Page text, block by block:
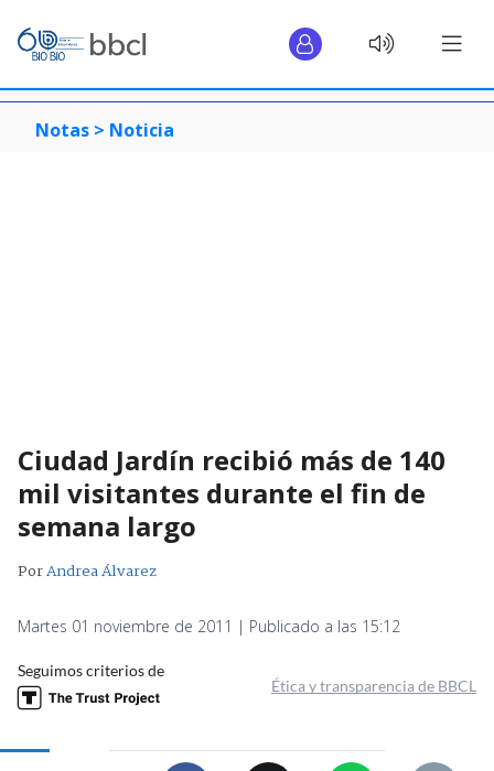
Notas > Noticia
Ciudad Jardín recibió más de 140
mil visitantes durante el fin de
semana largo
PorAndrea Álvarez
Martes 01 noviembre de 2011 | Publicado a las 15:12
Seguimos criterios de
Ética y transparencia de BBCL